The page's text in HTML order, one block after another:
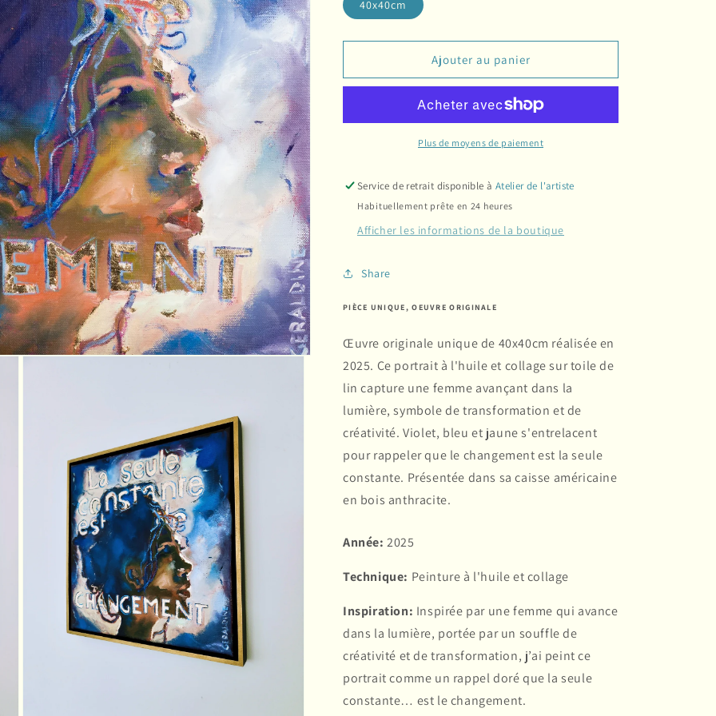
40x40cm
Ajouter au panier
Plus de moyens de paiement
Service de retrait disponible à Atelier de l'artiste
Habituellement prête en 24 heures
Afficher les informations de la boutique
Share
PIÈCE UNIQUE, OEUVRE ORIGINALE
Œuvre originale unique de 40x40cm réalisée en
2025. Ce portrait à l'huile et collage sur toile de
lin capture une femme avançant dans la
lumière, symbole de transformation et de
créativité. Violet, bleu et jaune s'entrelacent
pour rappeler que le changement est la seule
constante. Présentée dans sa caisse américaine
en bois anthracite.
Année: 2025
Technique: Peinture à l'huile et collage
Inspiration: Inspirée par une femme qui avance
dans la lumière, portée par un souffle de
créativité et de transformation, j’ai peint ce
portrait comme un rappel doré que la seule
constante… est le changement.